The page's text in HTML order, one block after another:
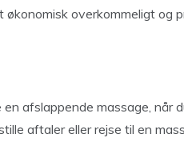
overkommeligt og
afslappende massage, når
aftaler eller rejse til en